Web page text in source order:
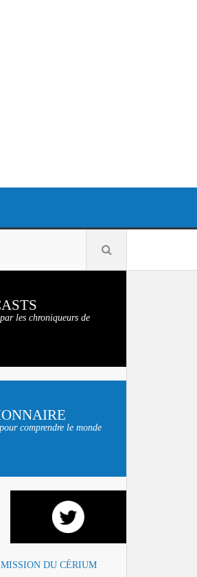
les chroniqueurs de
comprendre le monde
DU CÉRIUM